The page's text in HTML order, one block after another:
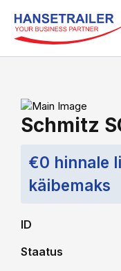
Schmitz
€0 hinnale
käibemaks
ID
Staatus